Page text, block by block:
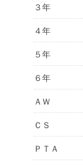
３年
４年
５年
６年
ＡＷ
ＣＳ
ＰＴＡ